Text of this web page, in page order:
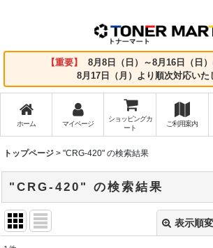
【重要】
8月8日（日）～8月16日（日
8月17日（月）より順次対応いた
ホーム マイページ
ショッピングカ
ート
ご利用案内
トップページ > "CRG-420" の検索結果
"CRG-420" の検索結果
表示順